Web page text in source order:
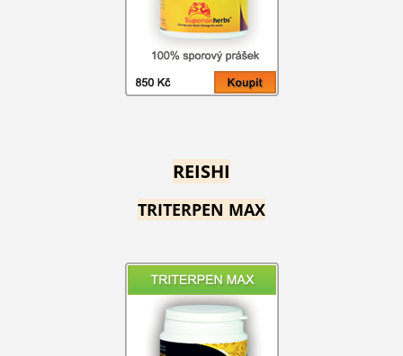
REISHI
TRITERPEN MAX